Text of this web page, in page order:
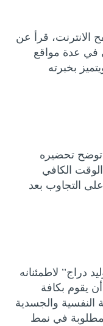
الانترنت، قرأ عن
في عدة مواقع
بخبرته
توضح تحضيره
الكافي
التجاوب بعد
دراج’’ لاطمئنانه
يقوم بكافة
النفسية والجسدية
في نمط